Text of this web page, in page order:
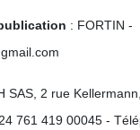
: FORTIN -
SAS, 2 rue
761 419 00045 -